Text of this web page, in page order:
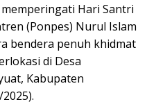
Hari Santri
(Ponpes) Nurul Islam
bendera penuh khidmat
di Desa
Kabupaten